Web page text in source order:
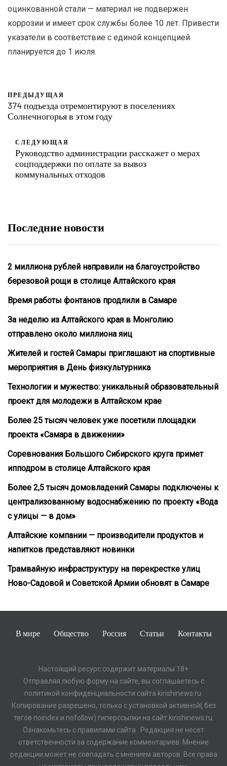
оцинкованной стали — материал не подвержен
коррозии и имеет срок службы более 10 лет. Привести
указатели в соответствие с единой концепцией
планируется до 1 июля.
ПРЕДЫДУЩАЯ
374 подъезда отремонтируют в поселениях
Солнечногорья в этом году
СЛЕДУЮЩАЯ
Руководство администрации расскажет о мерах
соцподдержки по оплате за вывоз
коммунальных отходов
Последние новости
2 миллиона рублей направили на благоустройство
березовой рощи в столице Алтайского края
Время работы фонтанов продлили в Самаре
За неделю из Алтайского края в Монголию
отправлено около миллиона яиц
Жителей и гостей Самары приглашают на спортивные
мероприятия в День физкультурника
Технологии и мужество: уникальный образовательный
проект для молодежи в Алтайском крае
Более 25 тысяч человек уже посетили площадки
проекта «Самара в движении»
Соревнования Большого Сибирского круга примет
ипподром в столице Алтайского края
Более 2,5 тысяч домовладений Самары подключены к
централизованному водоснабжению по проекту «Вода
с улицы — в дом»
Алтайские компании — производители продуктов и
напитков представляют новинки
Трамвайную инфраструктуру на перекрестке улиц
Ново-Садовой и Советской Армии обновят в Самаре
В мире Общество Россия Статьи Контакты
Настоящий ресурс содержит материалы 18+
Отправляя любую форму на сайте, вы соглашаетесь с
политикой конфиденциальности сайта kirishinews.ru.
Копирование разрешено, только с установкой активной( без
тегов noindex и nofollow) гиперссылки на сайт kirishinews.ru.
Ознакомьтесь с правилами сайта . Редакция не несет
ответственности за содержание комментариев. Мнение
редакции может не совпадать с мнением авторов. Все права